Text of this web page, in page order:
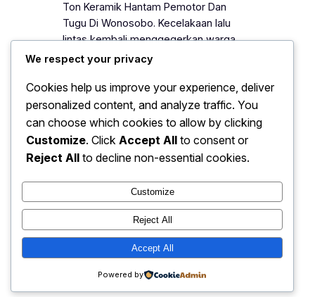
Ton Keramik Hantam Pemotor Dan
Tugu Di Wonosobo. Kecelakaan lalu
lintas kembali menggegerkan warga
Kabupaten Wonosobo. Sebuah truk
menghantam seorang pemotor
sekaligus menabrak tugu di pinggir
jalan. Peristiwa ini terjadi pada jam
sibuk dan langsung menarik perhatian
masyarakat sekitar. Selain itu, insiden
Hell Is What You Make It |
Inspiration & Personal Growth
Instagram
X
We respect your privacy
Cookies help us improve your experience, deliver
personalized content, and analyze traffic. You
can choose which cookies to allow by clicking
Customize. Click Accept All to consent or
Reject All to decline non-essential cookies.
Customize
Reject All
Accept All
Powered by